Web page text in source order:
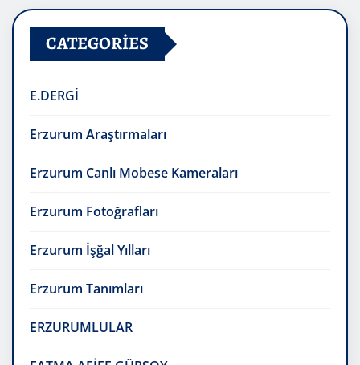
CATEGORIES
E.DERGİ
Erzurum Araştırmaları
Erzurum Canlı Mobese Kameraları
Erzurum Fotoğrafları
Erzurum İşğal Yılları
Erzurum Tanımları
ERZURUMLULAR